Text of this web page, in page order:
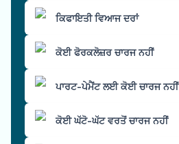
ਕਿਫਾਇਤੀ ਵਿਆਜ ਦਰਾਂ
ਕੋਈ ਫੋਰਕਲੋਜ਼ਰ ਚਾਰਜ ਨਹੀਂ
ਪਾਰਟ-ਪੇਮੈਂਟ ਲਈ ਕੋਈ ਚਾਰਜ ਨਹੀਂ
ਕੋਈ ਘੱਟੋ-ਘੱਟ ਵਰਤੋਂ ਚਾਰਜ ਨਹੀਂ